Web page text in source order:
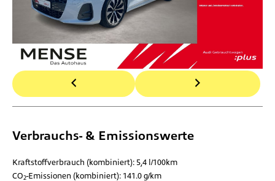
Verbrauchs- & Emissionswerte
Kraftstoffverbrauch (kombiniert): 5,4 l/100km
CO2-Emissionen (kombiniert): 141.0 g/km